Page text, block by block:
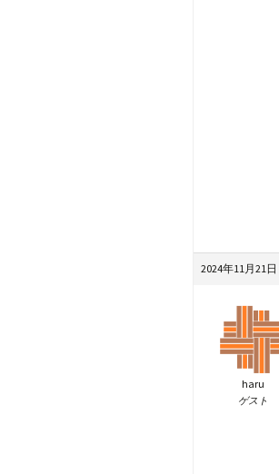
2024年11月21日
haru
ゲスト